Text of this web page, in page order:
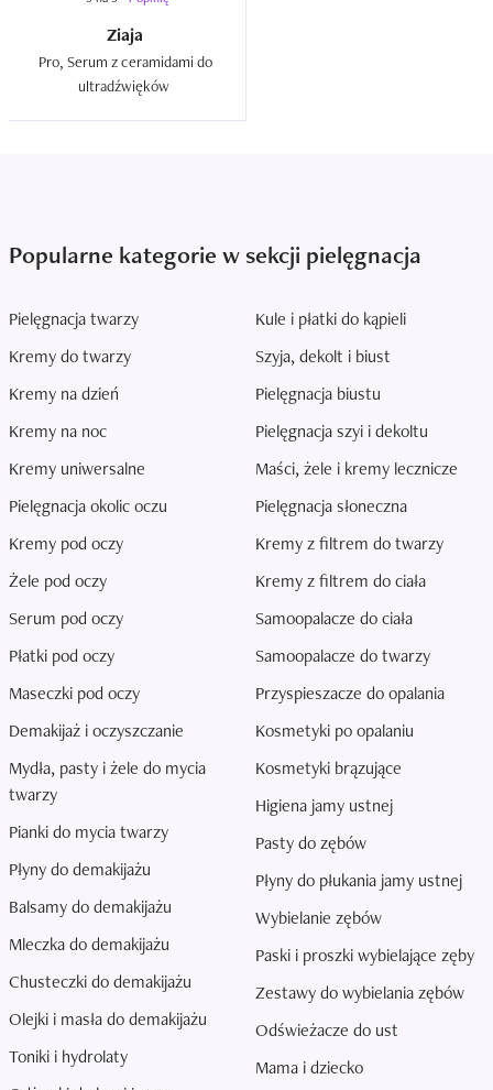
Ziaja
Pro, Serum z ceramidami do
Popularne kategorie w sekcji pielęgnacja
Pielęgnacja twarzy
Kremy do twarzy
Kremy na dzień
Kremy na noc
Kremy uniwersalne
Pielęgnacja okolic oczu
Kremy pod oczy
Żele pod oczy
Serum pod oczy
Płatki pod oczy
Maseczki pod oczy
Demakijaż i oczyszczanie
Mydła, pasty i żele do mycia
twarzy
Pianki do mycia twarzy
Płyny do demakijażu
Balsamy do demakijażu
Mleczka do demakijażu
Chusteczki do demakijażu
Olejki i masła do demakijażu
Toniki i hydrolaty
Kule i płatki do kąpieli
Szyja, dekolt i biust
Pielęgnacja biustu
Pielęgnacja szyi i dekoltu
Maści, żele i kremy lecznicze
Pielęgnacja słoneczna
Kremy z filtrem do twarzy
Kremy z filtrem do ciała
Samoopalacze do ciała
Samoopalacze do twarzy
Przyspieszacze do opalania
Kosmetyki po opalaniu
Kosmetyki brązujące
Higiena jamy ustnej
Pasty do zębów
Płyny do płukania jamy ustnej
Wybielanie zębów
Paski i proszki wybielające zęby
Zestawy do wybielania zębów
Odświeżacze do ust
Mama i dziecko